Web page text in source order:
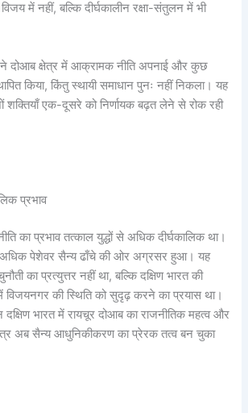
में नहीं, बल्कि दीर्घकालीन रक्षा-संतुलन में भी
दोआब क्षेत्र में आक्रामक नीति अपनाई और कुछ
किया, किंतु स्थायी समाधान पुनः नहीं निकला। यह
शक्तियाँ एक-दूसरे को निर्णायक बढ़त लेने से रोक रही
प्रभाव
का प्रभाव तत्काल युद्धों से अधिक दीर्घकालिक था।
अधिक पेशेवर सैन्य ढाँचे की ओर अग्रसर हुआ। यह
का प्रत्युत्तर नहीं था, बल्कि दक्षिण भारत की
विजयनगर की स्थिति को सुदृढ़ करने का प्रयास था।
भारत में रायचूर दोआब का राजनीतिक महत्व और
अब सैन्य आधुनिकीकरण का प्रेरक तत्व बन चुका